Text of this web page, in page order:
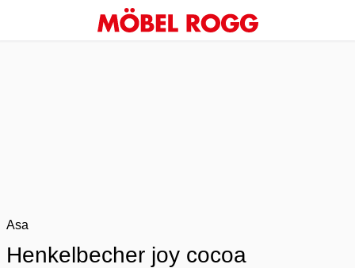
Asa
Henkelbecher joy cocoa